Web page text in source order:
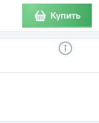
Купить